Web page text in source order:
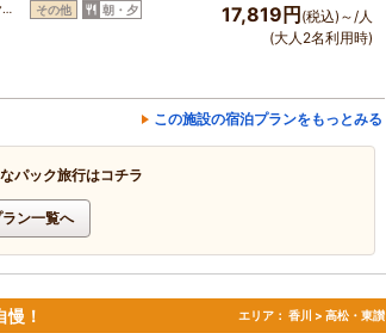
その他 朝・夕 17,819円 (税込)～/人
(大人2名利用時)
この施設の宿泊プランをもっとみる
パック旅行はコチラ
ン一覧へ
！ エリア： 香川 > 高松・東讃